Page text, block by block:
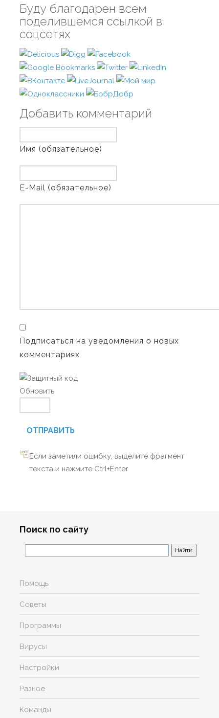
Буду благодарен всем
поделившемся ссылкой в
соцсетях
Добавить комментарий
Имя (обязательное)
E-Mail (обязательное)
Подписаться на уведомления о новых
комментариях
Обновить
ОТПРАВИТЬ
Если заметили ошибку, выделите фрагмент
текста и нажмите Ctrl+Enter
Поиск по сайту
Помощь
Советы
Программы
Вирусы
Настройки
Разное
Команды